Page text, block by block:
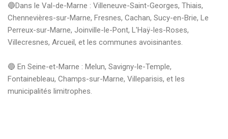
🔵Dans le Val-de-Marne : Villeneuve-Saint-Georges, Thiais,
Chennevières-sur-Marne, Fresnes, Cachan, Sucy-en-Brie, Le
Perreux-sur-Marne, Joinville-le-Pont, L'Haÿ-les-Roses,
Villecresnes, Arcueil, et les communes avoisinantes.
🔵 En Seine-et-Marne : Melun, Savigny-le-Temple,
Fontainebleau, Champs-sur-Marne, Villeparisis, et les
municipalités limitrophes.